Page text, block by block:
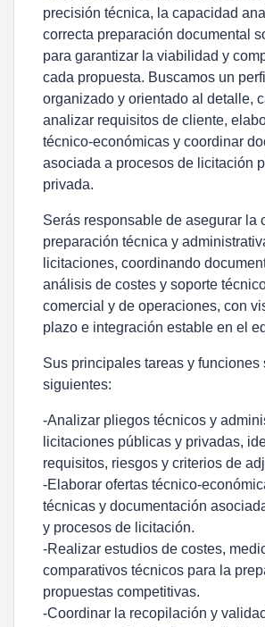
precisión técnica, la capacidad
correcta preparación documental
para garantizar la viabilidad y
cada propuesta. Buscamos un
organizado y orientado al detalle,
analizar requisitos de cliente,
técnico-económicas y coordinar
asociada a procesos de licitación
privada.
Serás responsable de asegurar la
preparación técnica y
licitaciones, coordinando
análisis de costes y soporte
comercial y de operaciones, con
plazo e integración estable en el
Sus principales tareas y funciones
siguientes:
-Analizar pliegos técnicos y
licitaciones públicas y privadas,
requisitos, riesgos y criterios de
-Elaborar ofertas técnico-
técnicas y documentación
y procesos de licitación.
-Realizar estudios de costes,
comparativos técnicos para la
propuestas competitivas.
-Coordinar la recopilación y